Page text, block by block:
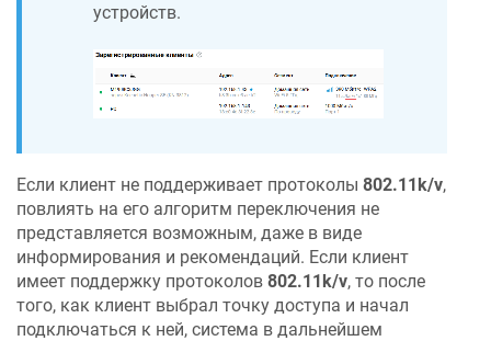
устройств.
Если клиент не поддерживает протоколы 802.11k/v,
повлиять на его алгоритм переключения не
представляется возможным, даже в виде
информирования и рекомендаций. Если клиент
имеет поддержку протоколов 802.11k/v, то после
того, как клиент выбрал точку доступа и начал
подключаться к ней, система в дальнейшем